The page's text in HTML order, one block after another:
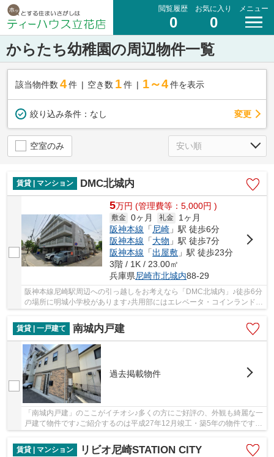
閲覧履歴
0
お気に入り
0
メニュー
からたち幼稚園の周辺物件一覧
該当物件数 4件 空き数 1 件 1～4 件を表示
絞り込み条件： なし 変更
空室のみ
賃貸 | マンション DMC北城内
5万円 (管理費等：5,000円 )
敷金 0ヶ月 礼金
1ヶ月
阪神本線 「尼崎 」駅 徒歩6分
阪神本線 「大物 」駅 徒歩7分
阪神本線 「出屋敷 」駅 徒歩23分
3階 / 1K / 23.00㎡
兵庫県尼崎市北城内88-29
阪神本線尼崎駅周辺への引っ越しをお考えなら「DMC北城内」♪徒歩6分
の場所に明城小学校があります♪共用部にはエレベータ・コインランドリ
賃貸 | 一戸建て
南城内戸建
過去掲載物件
「南城内戸建」のここがイチオシ♪多くの方にご好評の、外観も綺麗な一
戸建て物件です♪ご紹介するのは平成27年12月竣工・築5年の物件です♪
賃貸 | マンション
リビオ尼崎STATION CITY